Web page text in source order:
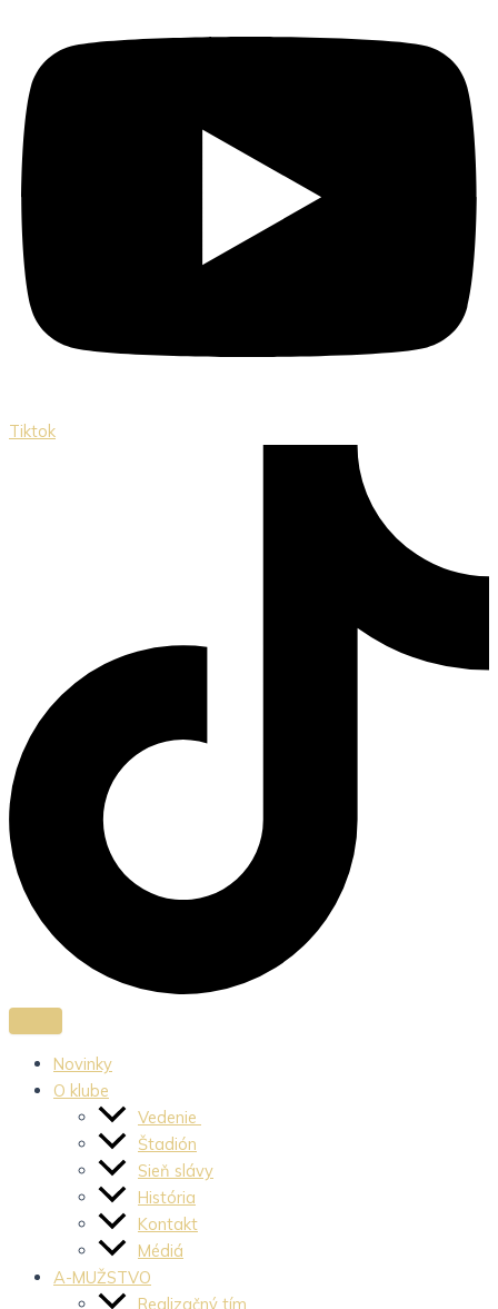
Tiktok
Novinky
O klube
Vedenie
Štadión
Sieň slávy
História
Kontakt
Médiá
A-MUŽSTVO
Realizačný tím